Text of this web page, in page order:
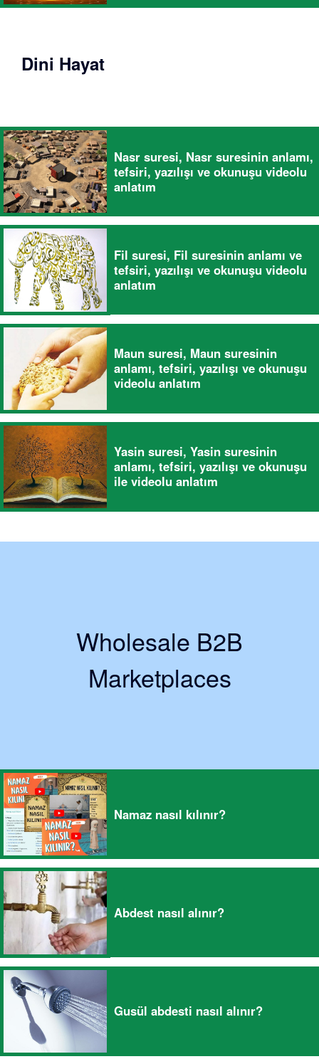
Dini Hayat
Nasr suresi, Nasr suresinin anlamı,
tefsiri, yazılışı ve okunuşu videolu
anlatım
Fil suresi, Fil suresinin anlamı ve
tefsiri, yazılışı ve okunuşu videolu
anlatım
Maun suresi, Maun suresinin
anlamı, tefsiri, yazılışı ve okunuşu
videolu anlatım
Yasin suresi, Yasin suresinin
anlamı, tefsiri, yazılışı ve okunuşu
ile videolu anlatım
Wholesale B2B
Marketplaces
Namaz nasıl kılınır?
Abdest nasıl alınır?
Gusül abdesti nasıl alınır?